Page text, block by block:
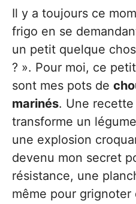
Il y a toujours ce
frigo en se
un petit quelque
? ». Pour moi, ce
sont mes pots de
marinés. Une
transforme un
une explosion
devenu mon secret
résistance, une
même pour